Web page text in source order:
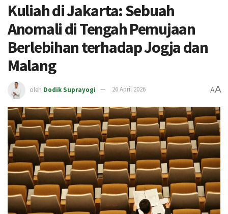
Kuliah di Jakarta: Sebuah
Anomali di Tengah Pemujaan
Berlebihan terhadap Jogja dan
Malang
oleh Dodik Suprayogi 26 April 2026 AA